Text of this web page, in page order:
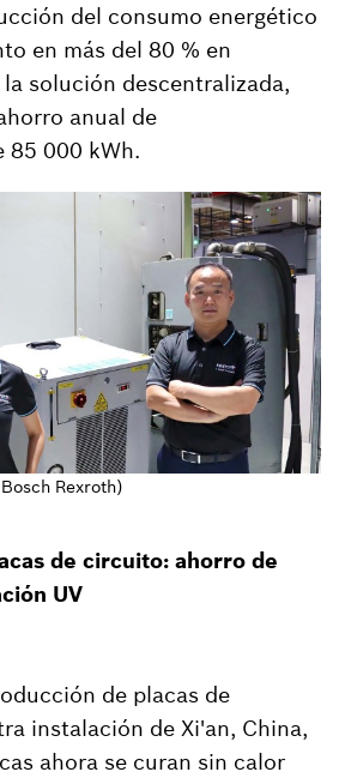
del consumo energético
en más del 80 % en
solución descentralizada,
anual de
85 000 kWh.
Rexroth)
de circuito: ahorro de
UV
de placas de
instalación de Xi'an, China,
ahora se curan sin calor